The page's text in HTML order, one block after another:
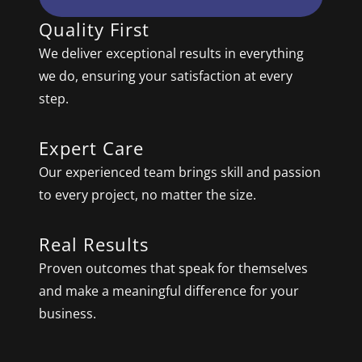
Quality First
We deliver exceptional results in everything
we do, ensuring your satisfaction at every
step.
Expert Care
Our experienced team brings skill and passion
to every project, no matter the size.
Real Results
Proven outcomes that speak for themselves
and make a meaningful difference for your
business.